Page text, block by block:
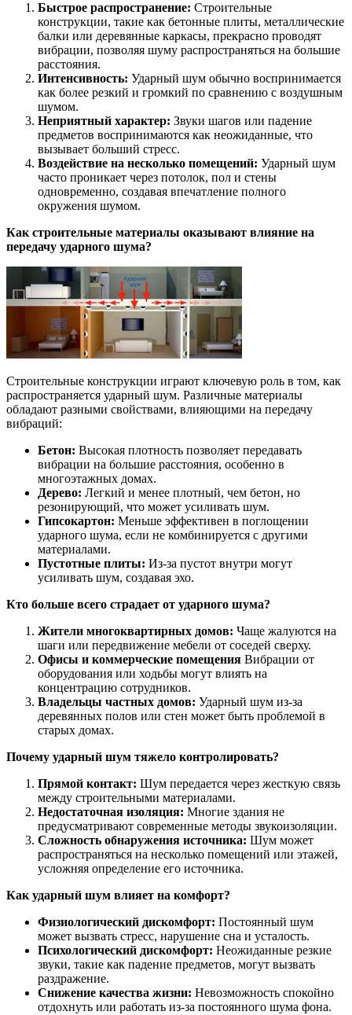
Быстрое распространение: Строительные
конструкции, такие как бетонные плиты, металлические
балки или деревянные каркасы, прекрасно проводят
вибрации, позволяя шуму распространяться на большие
расстояния.
Интенсивность: Ударный шум обычно воспринимается
как более резкий и громкий по сравнению с воздушным
шумом.
Неприятный характер: Звуки шагов или падение
предметов воспринимаются как неожиданные, что
вызывает больший стресс.
Воздействие на несколько помещений: Ударный шум
часто проникает через потолок, пол и стены
одновременно, создавая впечатление полного
окружения шумом.
Как строительные материалы оказывают влияние на
передачу ударного шума?
Строительные конструкции играют ключевую роль в том, как
распространяется ударный шум. Различные материалы
обладают разными свойствами, влияющими на передачу
вибраций:
Бетон: Высокая плотность позволяет передавать
вибрации на большие расстояния, особенно в
многоэтажных домах.
Дерево: Легкий и менее плотный, чем бетон, но
резонирующий, что может усиливать шум.
Гипсокартон: Меньше эффективен в поглощении
ударного шума, если не комбинируется с другими
материалами.
Пустотные плиты: Из-за пустот внутри могут
усиливать шум, создавая эхо.
Кто больше всего страдает от ударного шума?
Жители многоквартирных домов: Чаще жалуются на
шаги или передвижение мебели от соседей сверху.
Офисы и коммерческие помещения Вибрации от
оборудования или ходьбы могут влиять на
концентрацию сотрудников.
Владельцы частных домов: Ударный шум из-за
деревянных полов или стен может быть проблемой в
старых домах.
Почему ударный шум тяжело контролировать?
Прямой контакт: Шум передается через жесткую связь
между строительными материалами.
Недостаточная изоляция: Многие здания не
предусматривают современные методы звукоизоляции.
Сложность обнаружения источника: Шум может
распространяться на несколько помещений или этажей,
усложняя определение его источника.
Как ударный шум влияет на комфорт?
Физиологический дискомфорт: Постоянный шум
может вызвать стресс, нарушение сна и усталость.
Психологический дискомфорт: Неожиданные резкие
звуки, такие как падение предметов, могут вызвать
раздражение.
Снижение качества жизни: Невозможность спокойно
отдохнуть или работать из-за постоянного шума фона.